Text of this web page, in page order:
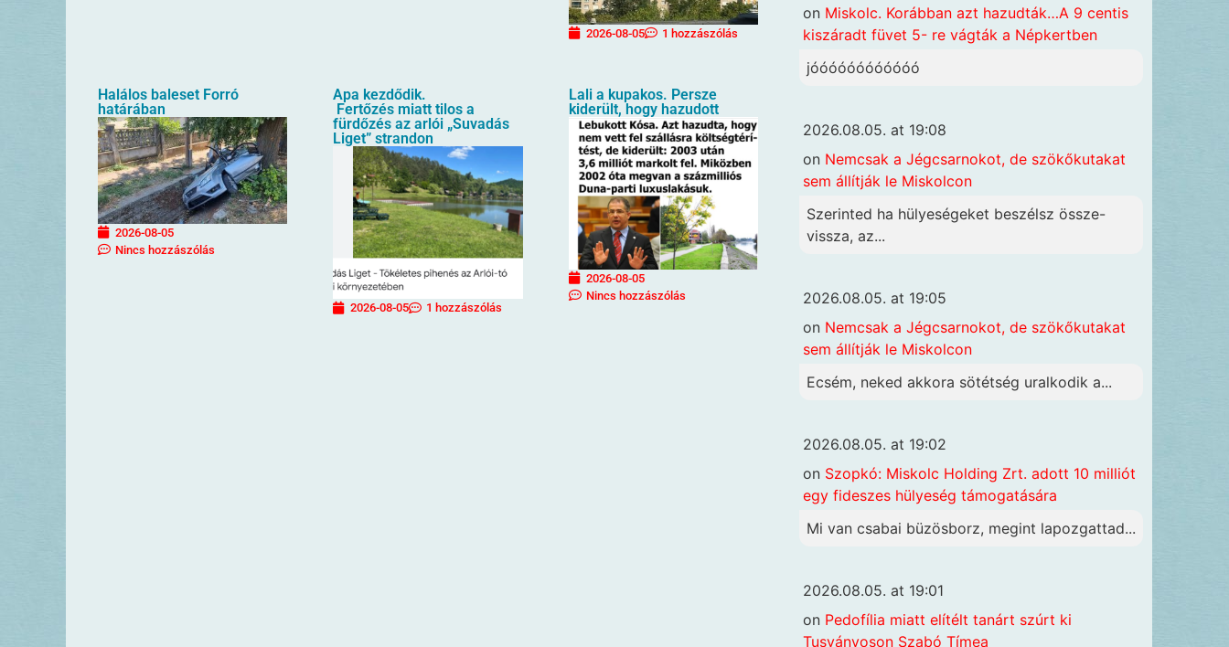
2026-08-05 1 hozzászólás
Halálos baleset Forró
határában
2026-08-05
Nincs hozzászólás
Apa kezdődik.
Fertőzés miatt tilos a
fürdőzés az arlói „Suvadás
Liget” strandon
2026-08-05 1 hozzászólás
Lali a kupakos. Persze
kiderült, hogy hazudott
2026-08-05
Nincs hozzászólás
on Miskolc. Korábban azt hazudták…A 9 centis
kiszáradt füvet 5- re vágták a Népkertben
jóóóóóóóóóóóó
2026.08.05. at 19:08
on Nemcsak a Jégcsarnokot, de szökőkutakat
sem állítják le Miskolcon
Szerinted ha hülyeségeket beszélsz össze-
vissza, az...
2026.08.05. at 19:05
on Nemcsak a Jégcsarnokot, de szökőkutakat
sem állítják le Miskolcon
Ecsém, neked akkora sötétség uralkodik a...
2026.08.05. at 19:02
on Szopkó: Miskolc Holding Zrt. adott 10 milliót
egy fideszes hülyeség támogatására
Mi van csabai büzösborz, megint lapozgattad...
2026.08.05. at 19:01
on Pedofília miatt elítélt tanárt szúrt ki
Tusványoson Szabó Tímea